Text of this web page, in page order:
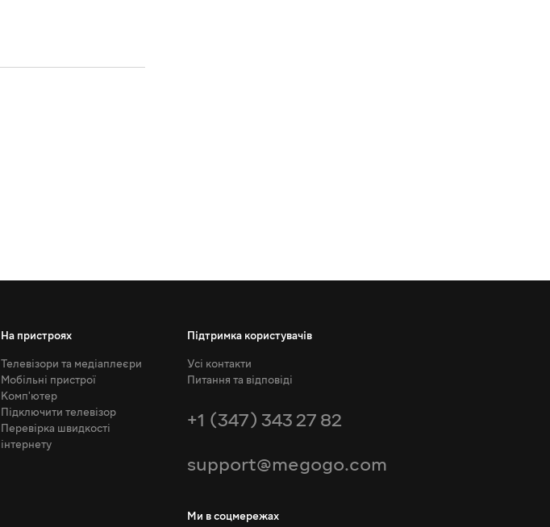
На пристроях
Телевізори та медіаплеєри
Мобільні пристрої
Комп'ютер
Підключити телевізор
Перевірка швидкості
інтернету
Підтримка користувачів
Усі контакти
Питання та відповіді
+1 (347) 343 27 82
support@megogo.com
Ми в соцмережах